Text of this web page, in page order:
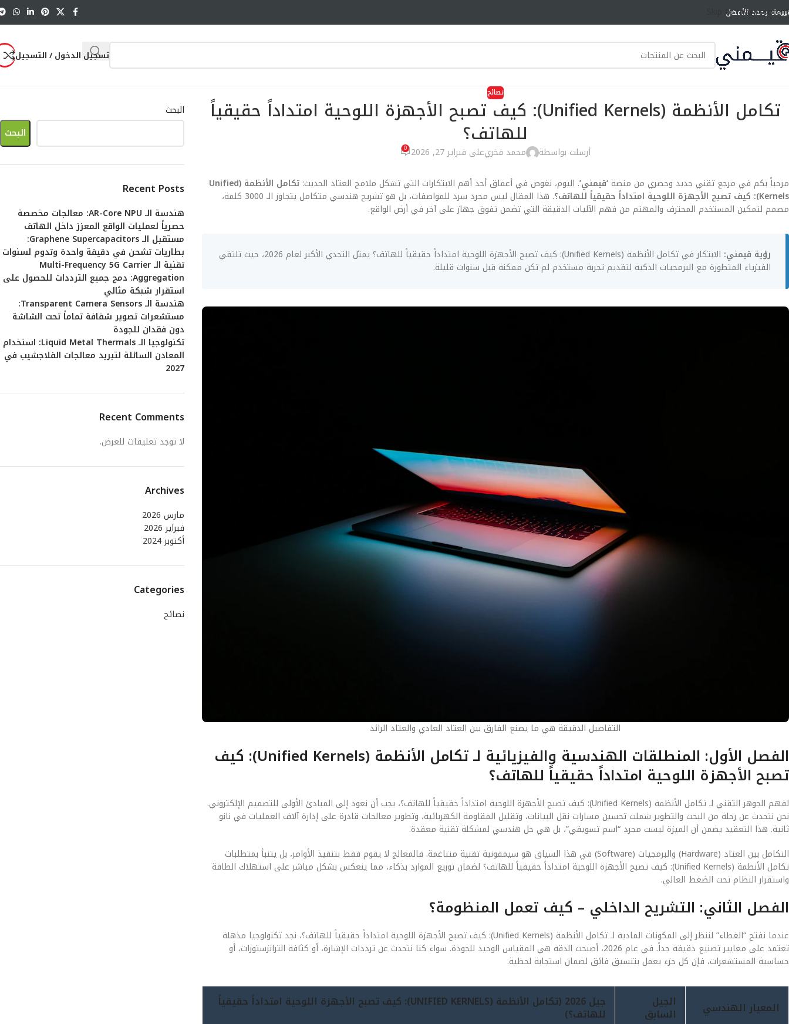
Skip to main content
يحدد الأفضل
تسجيل الدخول / التسجيل
نصائح
تكامل الأنظمة (Unified Kernels): كيف تصبح الأجهزة اللوحية امتداداً حقيقياً
للهاتف؟
أرسلت بواسطة محمد فخريعلى فبراير 27, 2026 0
مرحباً بكم في مرجع تقني جديد وحصري من منصة ‘قيمني’. اليوم، نغوص في أعماق أحد أهم الابتكارات التي تشكل ملامح العتاد الحديث:
تكامل الأنظمة (Unified
Kernels): كيف تصبح الأجهزة اللوحية امتداداً حقيقياً للهاتف؟
. هذا المقال ليس مجرد سرد للمواصفات، بل هو تشريح هندسي متكامل يتجاوز الـ 3000 كلمة،
مصمم لتمكين المستخدم المحترف والمهتم من فهم الآليات الدقيقة التي تضمن تفوق جهاز على آخر في أرض الواقع.
رؤية قيمني:
الابتكار في تكامل الأنظمة (Unified Kernels): كيف تصبح الأجهزة اللوحية امتداداً حقيقياً للهاتف؟ يمثل التحدي الأكبر لعام 2026، حيث تلتقي
الفيزياء المتطورة مع البرمجيات الذكية لتقديم تجربة مستخدم لم تكن ممكنة قبل سنوات قليلة.
التفاصيل الدقيقة هي ما يصنع الفارق بين العتاد العادي والعتاد الرائد
الفصل الأول: المنطلقات الهندسية والفيزيائية لـ تكامل الأنظمة (Unified Kernels): كيف
تصبح الأجهزة اللوحية امتداداً حقيقياً للهاتف؟
لفهم الجوهر التقني لـ تكامل الأنظمة (Unified Kernels): كيف تصبح الأجهزة اللوحية امتداداً حقيقياً للهاتف؟، يجب أن نعود إلى المبادئ الأولى للتصميم الإلكتروني.
نحن نتحدث عن رحلة من البحث والتطوير شملت تحسين مسارات نقل البيانات، وتقليل المقاومة الكهربائية، وتطوير معالجات قادرة على إدارة آلاف العمليات في نانو
ثانية. هذا التعقيد يضمن أن الميزة ليست مجرد “اسم تسويقي”، بل هي حل هندسي لمشكلة تقنية معقدة.
التكامل بين العتاد (Hardware) والبرمجيات (Software) في هذا السياق هو سيمفونية تقنية متناغمة. فالمعالج لا يقوم فقط بتنفيذ الأوامر، بل يتنبأ بمتطلبات
تكامل الأنظمة (Unified Kernels): كيف تصبح الأجهزة اللوحية امتداداً حقيقياً للهاتف؟ لضمان توزيع الموارد بذكاء، مما ينعكس بشكل مباشر على استهلاك الطاقة
واستقرار النظام تحت الضغط العالي.
الفصل الثاني: التشريح الداخلي – كيف تعمل المنظومة؟
عندما نفتح “الغطاء” لننظر إلى المكونات المادية لـ تكامل الأنظمة (Unified Kernels): كيف تصبح الأجهزة اللوحية امتداداً حقيقياً للهاتف؟، نجد تكنولوجيا مذهلة
تعتمد على معايير تصنيع دقيقة جداً. في عام 2026، أصبحت الدقة هي المقياس الوحيد للجودة. سواء كنا نتحدث عن ترددات الإشارة، أو كثافة الترانزستورات، أو
حساسية المستشعرات، فإن كل جزء يعمل بتنسيق فائق لضمان استجابة لحظية.
المعيار الهندسي الجيل
السابق
جيل 2026 (تكامل الأنظمة (UNIFIED KERNELS): كيف تصبح الأجهزة اللوحية امتداداً حقيقياً
للهاتف؟)
البحث
البحث
Recent Posts
هندسة الـ AR-Core NPU: معالجات مخصصة
حصرياً لعمليات الواقع المعزز داخل الهاتف
مستقبل الـ Graphene Supercapacitors:
بطاريات تشحن في دقيقة واحدة وتدوم لسنوات
تقنية الـ Multi-Frequency 5G Carrier
Aggregation: دمج جميع الترددات للحصول على
استقرار شبكة مثالي
هندسة الـ Transparent Camera Sensors:
مستشعرات تصوير شفافة تماماً تحت الشاشة
دون فقدان للجودة
تكنولوجيا الـ Liquid Metal Thermals: استخدام
المعادن السائلة لتبريد معالجات الفلاجشيب في
2027
Recent Comments
لا توجد تعليقات للعرض.
Archives
مارس 2026
فبراير 2026
أكتوبر 2024
Categories
نصائح